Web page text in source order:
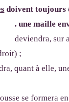
doivent toujours
. une maille
deviendra, sur
;
quant à elle,
se formera